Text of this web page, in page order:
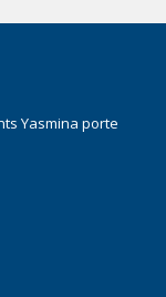
Yasmina porte